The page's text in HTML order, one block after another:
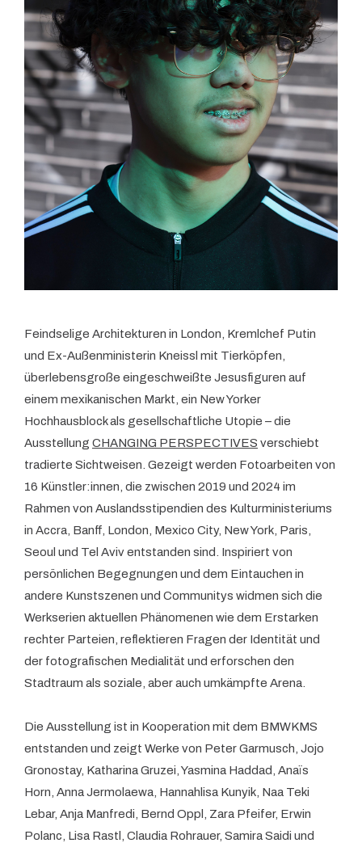
Feindselige Architekturen in London, Kremlchef Putin
und Ex-Außenministerin Kneissl mit Tierköpfen,
überlebensgroße eingeschweißte Jesusfiguren auf
einem mexikanischen Markt, ein New Yorker
Hochhausblock als gesellschaftliche Utopie – die
Ausstellung CHANGING PERSPECTIVES verschiebt
tradierte Sichtweisen. Gezeigt werden Fotoarbeiten von
16 Künstler:innen, die zwischen 2019 und 2024 im
Rahmen von Auslandsstipendien des Kulturministeriums
in Accra, Banff, London, Mexico City, New York, Paris,
Seoul und Tel Aviv entstanden sind. Inspiriert von
persönlichen Begegnungen und dem Eintauchen in
andere Kunstszenen und Communitys widmen sich die
Werkserien aktuellen Phänomenen wie dem Erstarken
rechter Parteien, reflektieren Fragen der Identität und
der fotografischen Medialität und erforschen den
Stadtraum als soziale, aber auch umkämpfte Arena.
Die Ausstellung ist in Kooperation mit dem BMWKMS
entstanden und zeigt Werke von Peter Garmusch, Jojo
Gronostay, Katharina Gruzei, Yasmina Haddad, Anaïs
Horn, Anna Jermolaewa, Hannahlisa Kunyik, Naa Teki
Lebar, Anja Manfredi, Bernd Oppl, Zara Pfeifer, Erwin
Polanc, Lisa Rastl, Claudia Rohrauer, Samira Saidi und